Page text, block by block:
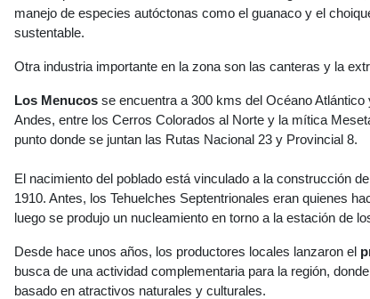
manejo de especies autóctonas como el guanaco y el
sustentable.
Otra industria importante en la zona son las canteras y la
Los Menucos se encuentra a 300 kms del Océano
Andes, entre los Cerros Colorados al Norte y la mítica
punto donde se juntan las Rutas Nacional 23 y Provincial 8.
El nacimiento del poblado está vinculado a la construcción
1910. Antes, los Tehuelches Septentrionales eran quienes
luego se produjo un nucleamiento en torno a la estación de
Desde hace unos años, los productores locales lanzaron el
busca de una actividad complementaria para la región,
basado en atractivos naturales y culturales.